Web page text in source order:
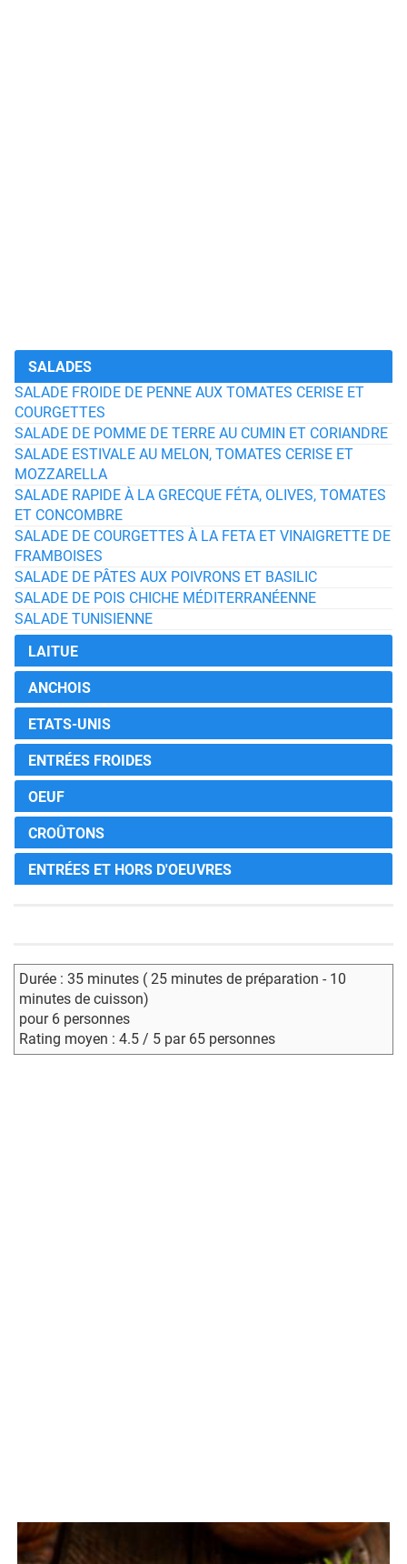
SALADES
SALADE FROIDE DE PENNE AUX TOMATES CERISE ET
COURGETTES
SALADE DE POMME DE TERRE AU CUMIN ET CORIANDRE
SALADE ESTIVALE AU MELON, TOMATES CERISE ET
MOZZARELLA
SALADE RAPIDE À LA GRECQUE FÉTA, OLIVES, TOMATES
ET CONCOMBRE
SALADE DE COURGETTES À LA FETA ET VINAIGRETTE DE
FRAMBOISES
SALADE DE PÂTES AUX POIVRONS ET BASILIC
SALADE DE POIS CHICHE MÉDITERRANÉENNE
SALADE TUNISIENNE
LAITUE
ANCHOIS
ETATS-UNIS
ENTRÉES FROIDES
OEUF
CROÛTONS
ENTRÉES ET HORS D'OEUVRES
Durée : 35 minutes ( 25 minutes de préparation - 10
minutes de cuisson)
pour 6 personnes
Rating moyen : 4.5 / 5 par 65 personnes